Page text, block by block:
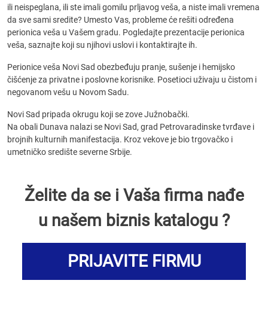
ili neispeglana, ili ste imali gomilu prljavog veša, a niste imali vremena
da sve sami sredite? Umesto Vas, probleme će rešiti određena
perionica veša u Vašem gradu. Pogledajte prezentacije perionica
veša, saznajte koji su njihovi uslovi i kontaktirajte ih.
Perionice veša Novi Sad obezbeđuju pranje, sušenje i hemijsko
čišćenje za privatne i poslovne korisnike. Posetioci uživaju u čistom i
negovanom vešu u Novom Sadu.
Novi Sad pripada okrugu koji se zove Južnobački.
Na obali Dunava nalazi se Novi Sad, grad Petrovaradinske tvrđave i
brojnih kulturnih manifestacija. Kroz vekove je bio trgovačko i
umetničko središte severne Srbije.
Želite da se i Vaša firma nađe
u našem biznis katalogu ?
PRIJAVITE FIRMU